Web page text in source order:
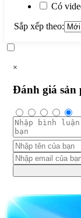
Có
Sắp xếp theo:
×
Đánh giá sản